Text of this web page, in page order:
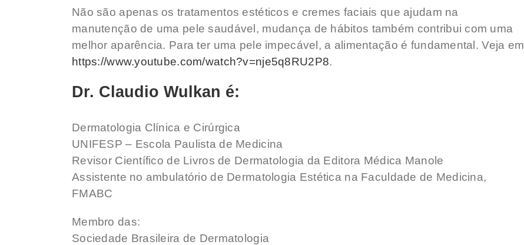
Não são apenas os tratamentos estéticos e cremes faciais que ajudam na
manutenção de uma pele saudável, mudança de hábitos também contribui com uma
melhor aparência. Para ter uma pele impecável, a alimentação é fundamental. Veja em
https://www.youtube.com/watch?v=nje5q8RU2P8.
Dr. Claudio Wulkan é:
Dermatologia Clínica e Cirúrgica
UNIFESP – Escola Paulista de Medicina
Revisor Científico de Livros de Dermatologia da Editora Médica Manole
Assistente no ambulatório de Dermatologia Estética na Faculdade de Medicina,
FMABC
Membro das:
Sociedade Brasileira de Dermatologia